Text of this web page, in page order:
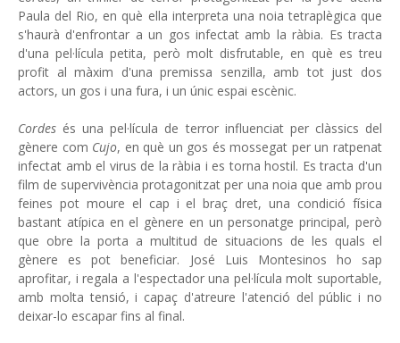
Paula del Rio, en què ella interpreta una noia tetraplègica que
s'haurà d'enfrontar a un gos infectat amb la ràbia. Es tracta
d'una pel·lícula petita, però molt disfrutable, en què es treu
profit al màxim d'una premissa senzilla, amb tot just dos
actors, un gos i una fura, i un únic espai escènic.
Cordes és una pel·lícula de terror influenciat per clàssics del
gènere com Cujo, en què un gos és mossegat per un ratpenat
infectat amb el virus de la ràbia i es torna hostil. Es tracta d'un
film de supervivència protagonitzat per una noia que amb prou
feines pot moure el cap i el braç dret, una condició física
bastant atípica en el gènere en un personatge principal, però
que obre la porta a multitud de situacions de les quals el
gènere es pot beneficiar. José Luis Montesinos ho sap
aprofitar, i regala a l'espectador una pel·lícula molt suportable,
amb molta tensió, i capaç d'atreure l'atenció del públic i no
deixar-lo escapar fins al final.